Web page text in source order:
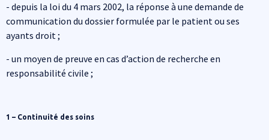
- depuis la loi du 4 mars 2002, la réponse à une demande de
communication du dossier formulée par le patient ou ses
ayants droit ;
- un moyen de preuve en cas d’action de recherche en
responsabilité civile ;
1 – Continuité des soins